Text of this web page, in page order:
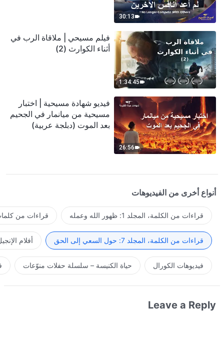
30:13
1:34:45
فيلم مسيحي | ملاقاة الرب في
أثناء الكوارث (2)
26:56
فيديو شهادة مسيحية | اختبار
مسيحية من ميانمار في الجحيم
بعد الموت (دبلجة عربية)
أنواع أخرى من الفيديوهات
قراءات من الكلمة، المجلد 1: ظهور الله وعمله قراءات من
قراءات من الكلمة، المجلد 7: حول السعي إلى الحق أفلام
فيديوهات الكورال حياة الكنيسة – سلسلة حفلات منوّعات
Leave a Reply